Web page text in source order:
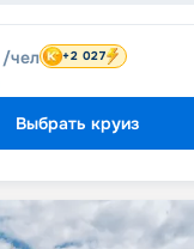
/чел +2 027
Выбрать круиз